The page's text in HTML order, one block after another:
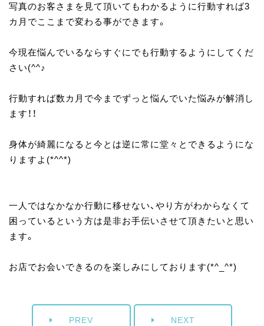
写真のお客さまを見て頂いてもわかるように行動すれば3
カ月でここまで変わる事ができます。
今現在悩んでいるならすぐにでも行動するようにしてくだ
さい(^^♪
行動すれば数カ月で今までずっと悩んでいた悩みが解消し
ます！！
身体が綺麗になると今とは逆に常に堂々とできるようにな
りますよ(*^^*)
一人ではなかなか行動に移せない、やり方がわからなくて
困っているという方は是非お手伝いさせて頂きたいと思い
ます。
お店でお会いできるのを楽しみにしております(*^_^*)
PREV NEXT